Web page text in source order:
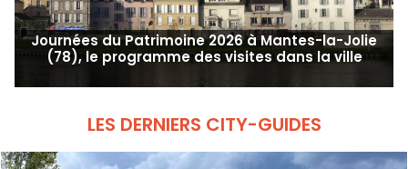
Journées du Patrimoine 2026 à Mantes-la-Jolie
(78), le programme des visites dans la ville
LES DERNIERS CITY-GUIDES